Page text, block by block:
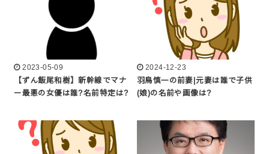
2023-05-09
【ずん飯尾和樹】新幹線でマナ
ー最悪の女優は誰?名前特定は?
2024-12-23
羽鳥慎一の前妻|元妻は誰で子供
(娘)の名前や画像は?